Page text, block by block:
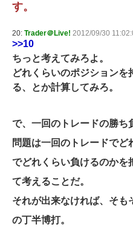
す。
20: Trader＠Live! 2012/09/30
>>10
ちっと考えてみろよ。
どれくらいのポジション
る、とか計算してみろ。
で、一回のトレードの勝ち
問題は一回のトレードで
でどれくらい負けるのかを
て考えることだ。
それが出来なければ、そも
の丁半博打。